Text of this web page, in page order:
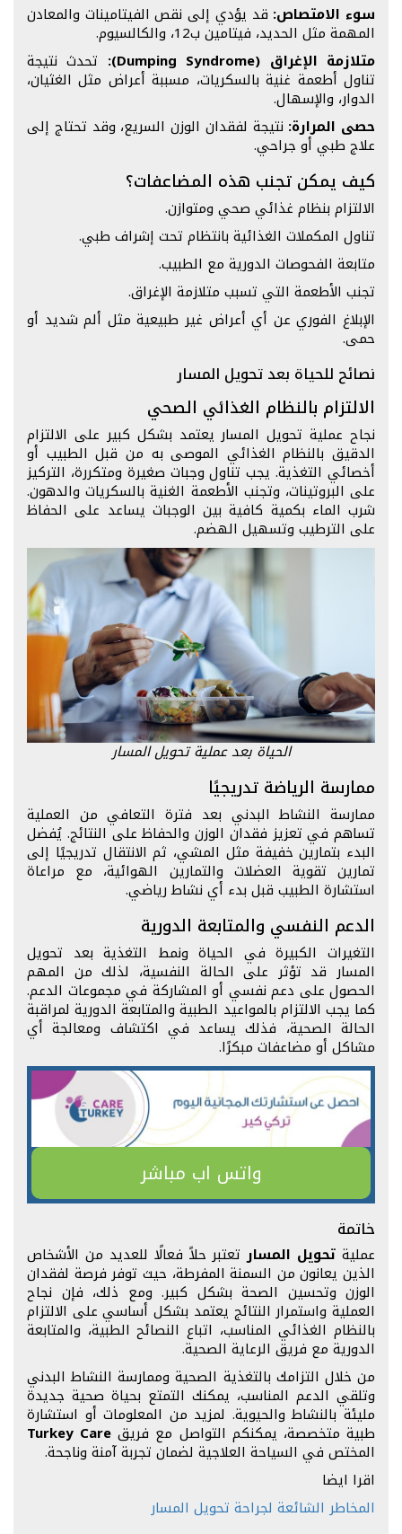
سوء الامتصاص: قد يؤدي إلى نقص الفيتامينات والمعادن
المهمة مثل الحديد، فيتامين ب12، والكالسيوم.
متلازمة الإغراق (Dumping Syndrome):
تحدث نتيجة
تناول أطعمة غنية بالسكريات، مسببة أعراض مثل الغثيان،
الدوار، والإسهال.
حصى المرارة: نتيجة لفقدان الوزن السريع، وقد تحتاج إلى
علاج طبي أو جراحي.
كيف يمكن تجنب هذه المضاعفات؟
الالتزام بنظام غذائي صحي ومتوازن.
تناول المكملات الغذائية بانتظام تحت إشراف طبي.
متابعة الفحوصات الدورية مع الطبيب.
تجنب الأطعمة التي تسبب متلازمة الإغراق.
الإبلاغ الفوري عن أي أعراض غير طبيعية مثل ألم شديد أو
حمى.
نصائح للحياة بعد تحويل المسار
الالتزام بالنظام الغذائي الصحي
نجاح عملية تحويل المسار يعتمد بشكل كبير على الالتزام
الدقيق بالنظام الغذائي الموصى به من قبل الطبيب أو
أخصائي التغذية. يجب تناول وجبات صغيرة ومتكررة، التركيز
على البروتينات، وتجنب الأطعمة الغنية بالسكريات والدهون.
شرب الماء بكمية كافية بين الوجبات يساعد على الحفاظ
على الترطيب وتسهيل الهضم.
الحياة بعد عملية تحويل المسار
ممارسة الرياضة تدريجيًا
ممارسة النشاط البدني بعد فترة التعافي من العملية
تساهم في تعزيز فقدان الوزن والحفاظ على النتائج. يُفضل
البدء بتمارين خفيفة مثل المشي، ثم الانتقال تدريجيًا إلى
تمارين تقوية العضلات والتمارين الهوائية، مع مراعاة
استشارة الطبيب قبل بدء أي نشاط رياضي.
الدعم النفسي والمتابعة الدورية
التغيرات الكبيرة في الحياة ونمط التغذية بعد تحويل
المسار قد تؤثر على الحالة النفسية، لذلك من المهم
الحصول على دعم نفسي أو المشاركة في مجموعات الدعم.
كما يجب الالتزام بالمواعيد الطبية والمتابعة الدورية لمراقبة
الحالة الصحية، فذلك يساعد في اكتشاف ومعالجة أي
مشاكل أو مضاعفات مبكرًا.
واتس اب مباشر
خاتمة
عملية تحويل المسارتعتبر حلاً فعالًا للعديد من الأشخاص
الذين يعانون من السمنة المفرطة، حيث توفر فرصة لفقدان
الوزن وتحسين الصحة بشكل كبير. ومع ذلك، فإن نجاح
العملية واستمرار النتائج يعتمد بشكل أساسي على الالتزام
بالنظام الغذائي المناسب، اتباع النصائح الطبية، والمتابعة
الدورية مع فريق الرعاية الصحية.
من خلال التزامك بالتغذية الصحية وممارسة النشاط البدني
وتلقي الدعم المناسب، يمكنك التمتع بحياة صحية جديدة
مليئة بالنشاط والحيوية. لمزيد من المعلومات أو استشارة
طبية متخصصة، يمكنكم التواصل مع فريق Turkey Care
المختص في السياحة العلاجية لضمان تجربة آمنة وناجحة.
اقرا ايضا
المخاطر الشائعة لجراحة تحويل المسار